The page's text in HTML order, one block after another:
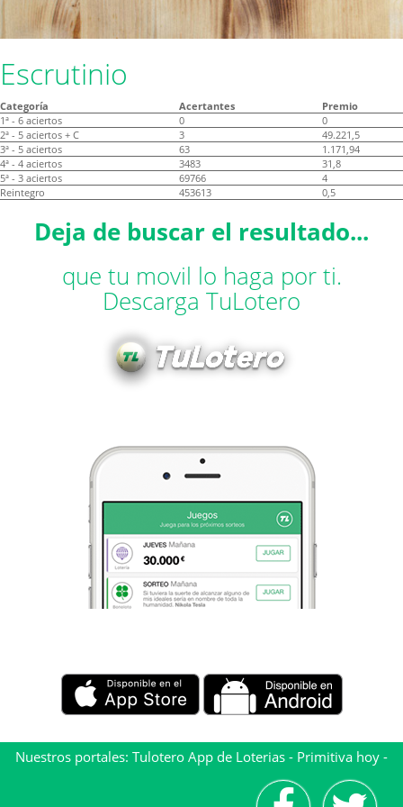
Escrutinio
Categoría Acertantes
Premio
1ª - 6 aciertos
0
0
2ª - 5 aciertos + C
3
49.221,5
3ª - 5 aciertos
63
1.171,94
4ª - 4 aciertos
3483
31,8
5ª - 3 aciertos
69766
4
Reintegro
453613 0,5
Deja de buscar el resultado...
que tu movil lo haga por ti.
Descarga TuLotero
Nuestros portales: Tulotero App de Loterias - Primitiva hoy -